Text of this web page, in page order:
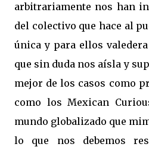
arbitrariamente nos han
del colectivo que hace al
única y para ellos
que sin duda nos aísla y
mejor de los casos como
como los Mexican
mundo globalizado que
lo que nos debemos